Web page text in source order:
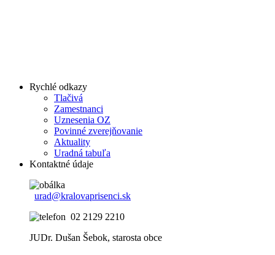
Rychlé odkazy
Tlačivá
Zamestnanci
Uznesenia OZ
Povinné zverejňovanie
Aktuality
Uradná tabuľa
Kontaktné údaje
urad@kralovaprisenci.sk
02 2129 2210
JUDr. Dušan Šebok, starosta obce